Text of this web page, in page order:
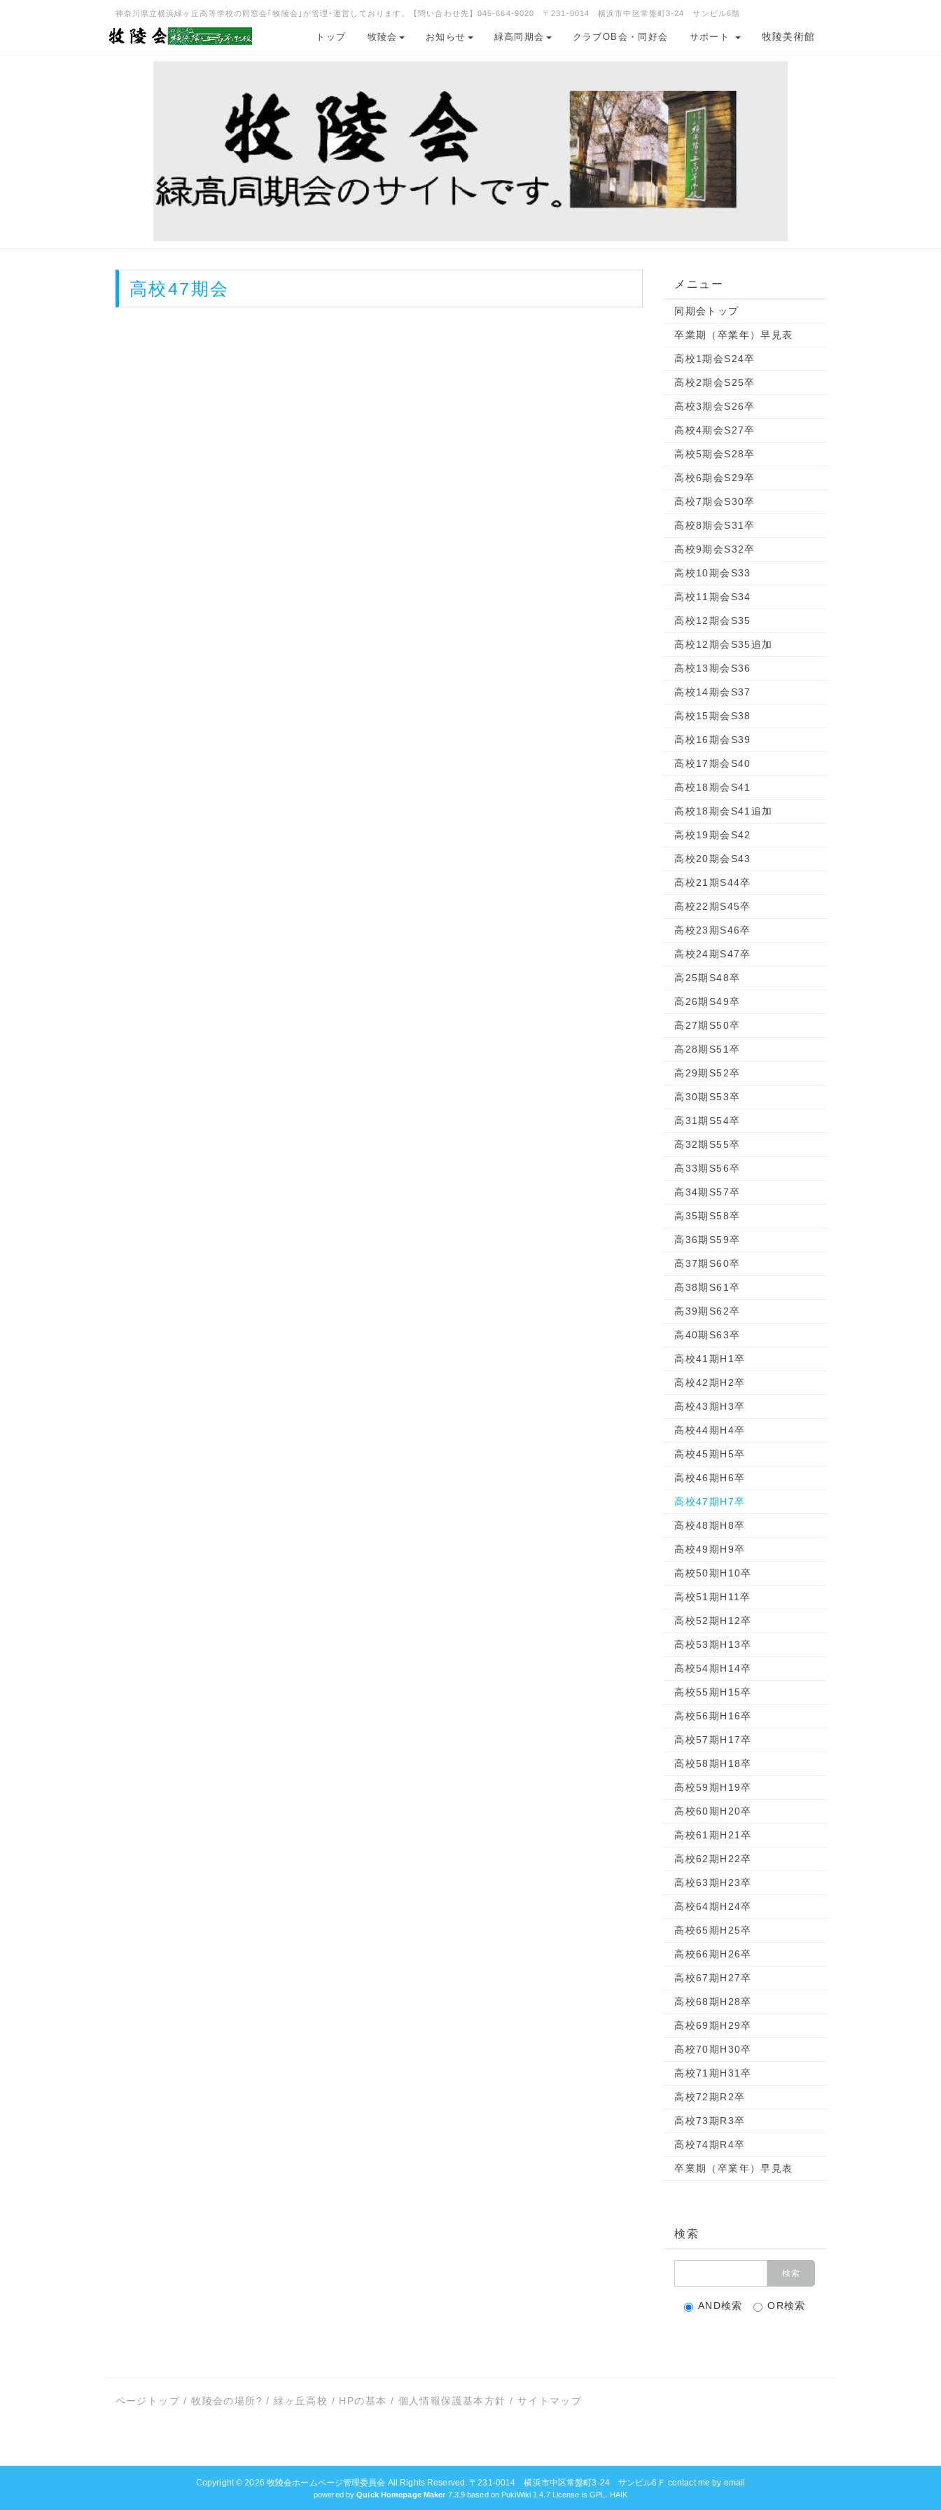
神奈川県立横浜緑ヶ丘高等学校の同窓会｢牧陵会｣が管理･運営しております。【問い合わせ先】045-664-9020 〒231-0014 横浜市中区常盤町3-24 サンビル6階
トップ 牧陵会 お知らせ 緑高同期会 クラブOB会・同好会 サポート 牧陵美術館
高校47期会 メニュー
同期会トップ
卒業期（卒業年）早見表
高校1期会S24卒
高校2期会S25卒
高校3期会S26卒
高校4期会S27卒
高校5期会S28卒
高校6期会S29卒
高校7期会S30卒
高校8期会S31卒
高校9期会S32卒
高校10期会S33
高校11期会S34
高校12期会S35
高校12期会S35追加
高校13期会S36
高校14期会S37
高校15期会S38
高校16期会S39
高校17期会S40
高校18期会S41
高校18期会S41追加
高校19期会S42
高校20期会S43
高校21期S44卒
高校22期S45卒
高校23期S46卒
高校24期S47卒
高25期S48卒
高26期S49卒
高27期S50卒
高28期S51卒
高29期S52卒
高30期S53卒
高31期S54卒
高32期S55卒
高33期S56卒
高34期S57卒
高35期S58卒
高36期S59卒
高37期S60卒
高38期S61卒
高39期S62卒
高40期S63卒
高校41期H1卒
高校42期H2卒
高校43期H3卒
高校44期H4卒
高校45期H5卒
高校46期H6卒
高校47期H7卒
高校48期H8卒
高校49期H9卒
高校50期H10卒
高校51期H11卒
高校52期H12卒
高校53期H13卒
高校54期H14卒
高校55期H15卒
高校56期H16卒
高校57期H17卒
高校58期H18卒
高校59期H19卒
高校60期H20卒
高校61期H21卒
高校62期H22卒
高校63期H23卒
高校64期H24卒
高校65期H25卒
高校66期H26卒
高校67期H27卒
高校68期H28卒
高校69期H29卒
高校70期H30卒
高校71期H31卒
高校72期R2卒
高校73期R3卒
高校74期R4卒
卒業期（卒業年）早見表
検索
AND検索 OR検索
ページトップ/牧陵会の場所? /緑ヶ丘高校 / HPの基本 / 個人情報保護基本方針 / サイトマップ
Copyright © 2026 牧陵会ホームページ管理委員会 All Rights Reserved. 〒231-0014 横浜市中区常盤町3-24 サンビル6Ｆ contact me by email
powered byQuick Homepage Maker 7.3.9 based on PukiWiki 1.4.7 License is GPL. HAIK